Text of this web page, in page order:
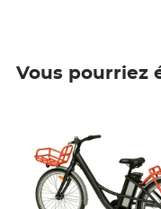
Vous pourriez